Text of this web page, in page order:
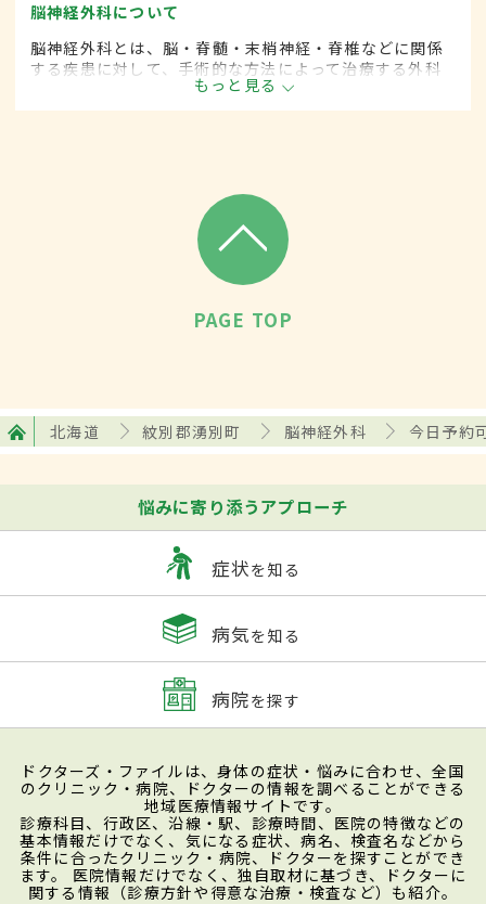
脳神経外科について
脳神経外科とは、脳・脊髄・末梢神経・脊椎などに関係
する疾患に対して、手術的な方法によって治療する外科
もっと見る
PAGE TOP
北海道 紋別郡湧別町 脳神経外科 今日予約
悩みに寄り添うアプローチ
症状を知る
病気を知る
病院を探す
ドクターズ・ファイルは、身体の症状・悩みに合わせ、全国
のクリニック・病院、ドクターの情報を調べることができる
地域医療情報サイトです。
診療科目、行政区、沿線・駅、診療時間、医院の特徴などの
基本情報だけでなく、気になる症状、病名、検査名などから
条件に合ったクリニック・病院、ドクターを探すことができ
ます。 医院情報だけでなく、独自取材に基づき、ドクターに
関する情報（診療方針や得意な治療・検査など）も紹介。